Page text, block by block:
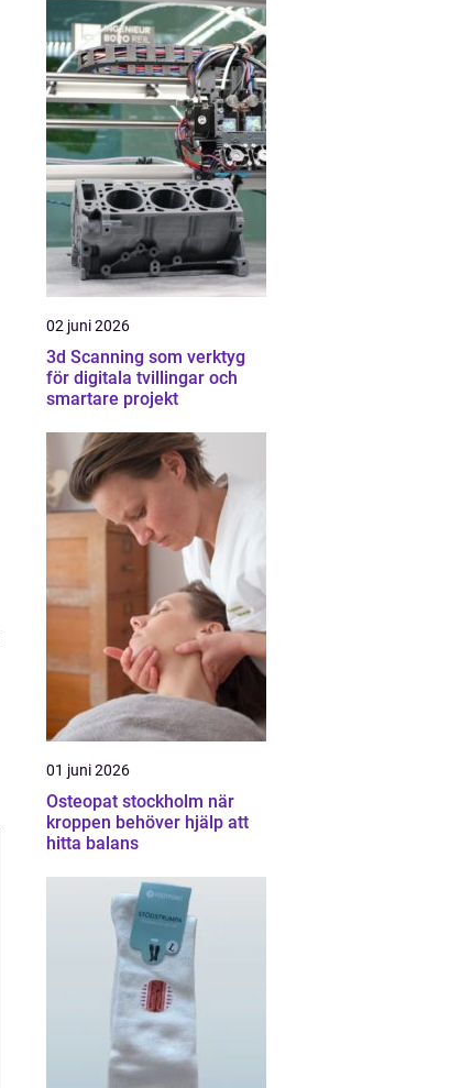
02 juni 2026
3d Scanning som verktyg
för digitala tvillingar och
smartare projekt
01 juni 2026
Osteopat stockholm när
kroppen behöver hjälp att
hitta balans